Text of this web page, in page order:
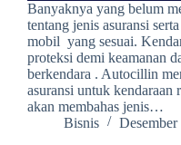
Banyaknya yang belum
tentang jenis asuransi
mobil yang sesuai.
proteksi demi keamanan
berkendara . Autocillin
asuransi untuk
akan membahas jenis…
Bisnis